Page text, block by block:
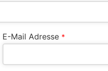
E-Mail Adresse *